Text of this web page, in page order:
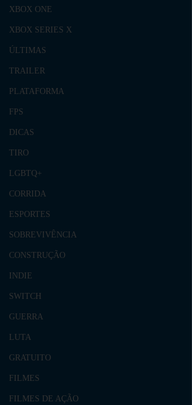
XBOX ONE
XBOX SERIES X
ÚLTIMAS
TRAILER
PLATAFORMA
FPS
DICAS
TIRO
LGBTQ+
CORRIDA
ESPORTES
SOBREVIVÊNCIA
CONSTRUÇÃO
INDIE
SWITCH
GUERRA
LUTA
GRATUITO
FILMES
FILMES DE AÇÃO